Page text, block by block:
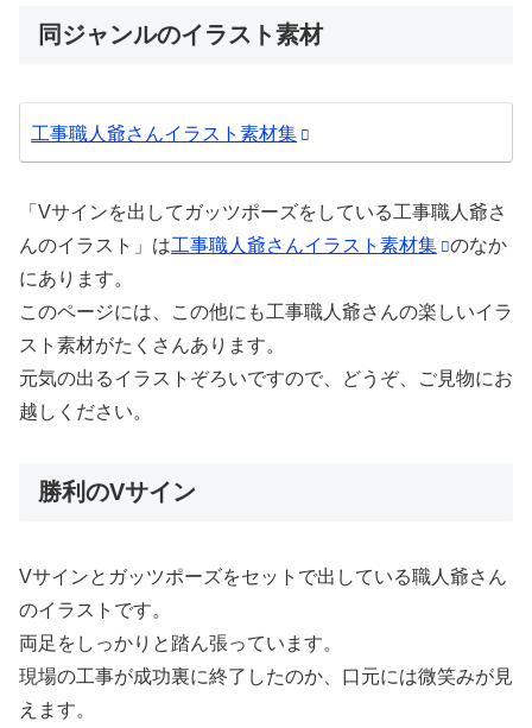
同ジャンルのイラスト素材
工事職人爺さんイラスト素材集
「Vサインを出してガッツポーズをしている工事職人爺さ
んのイラスト」は工事職人爺さんイラスト素材集
のなか
にあります。
このページには、この他にも工事職人爺さんの楽しいイラ
スト素材がたくさんあります。
元気の出るイラストぞろいですので、どうぞ、ご見物にお
越しください。
勝利のVサイン
Vサインとガッツポーズをセットで出している職人爺さん
のイラストです。
両足をしっかりと踏ん張っています。
現場の工事が成功裏に終了したのか、口元には微笑みが見
えます。